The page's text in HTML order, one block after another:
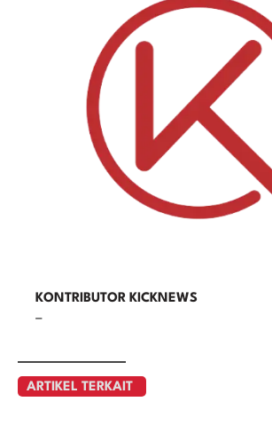
KONTRIBUTOR KICKNEWS
–
ARTIKEL TERKAIT